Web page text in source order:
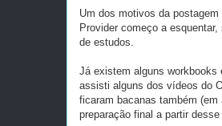
Um dos motivos da
Provider começo a
de estudos.
Já existem alguns workbooks
assisti alguns dos vídeos do
ficaram bacanas também
preparação final a partir